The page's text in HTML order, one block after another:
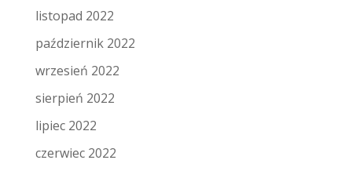
listopad 2022
październik 2022
wrzesień 2022
sierpień 2022
lipiec 2022
czerwiec 2022